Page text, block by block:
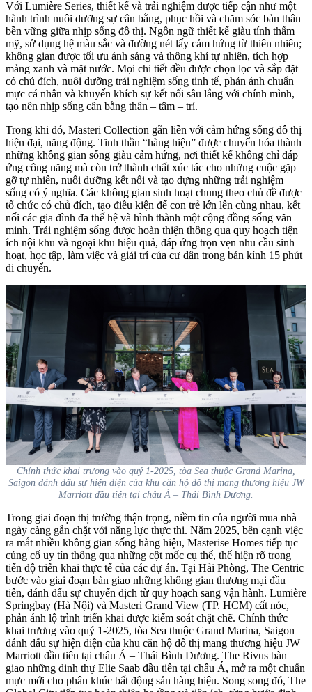
Với Lumière Series, thiết kế và trải nghiệm được tiếp cận như một
hành trình nuôi dưỡng sự cân bằng, phục hồi và chăm sóc bản thân
bền vững giữa nhịp sống đô thị. Ngôn ngữ thiết kế giàu tính thẩm
mỹ, sử dụng hệ màu sắc và đường nét lấy cảm hứng từ thiên nhiên;
không gian được tối ưu ánh sáng và thông khí tự nhiên, tích hợp
mảng xanh và mặt nước. Mọi chi tiết đều được chọn lọc và sắp đặt
có chủ đích, nuôi dưỡng trải nghiệm sống tinh tế, phản ánh chuẩn
mực cá nhân và khuyến khích sự kết nối sâu lắng với chính mình,
tạo nên nhịp sống cân bằng thân – tâm – trí.
Trong khi đó, Masteri Collection gắn liền với cảm hứng sống đô thị
hiện đại, năng động. Tinh thần “hàng hiệu” được chuyển hóa thành
những không gian sống giàu cảm hứng, nơi thiết kế không chỉ đáp
ứng công năng mà còn trở thành chất xúc tác cho những cuộc gặp
gỡ tự nhiên, nuôi dưỡng kết nối và tạo dựng những trải nghiệm
sống có ý nghĩa. Các không gian sinh hoạt chung theo chủ đề được
tổ chức có chủ đích, tạo điều kiện để con trẻ lớn lên cùng nhau, kết
nối các gia đình đa thế hệ và hình thành một cộng đồng sống văn
minh. Trải nghiệm sống được hoàn thiện thông qua quy hoạch tiện
ích nội khu và ngoại khu hiệu quả, đáp ứng trọn vẹn nhu cầu sinh
hoạt, học tập, làm việc và giải trí của cư dân trong bán kính 15 phút
di chuyển.
Chính thức khai trương vào quý 1-2025, tòa Sea thuộc Grand Marina,
Saigon đánh dấu sự hiện diện của khu căn hộ đô thị mang thương hiệu JW
Marriott đầu tiên tại châu Á – Thái Bình Dương.
Trong giai đoạn thị trường thận trọng, niềm tin của người mua nhà
ngày càng gắn chặt với năng lực thực thi. Năm 2025, bên cạnh việc
ra mắt nhiều không gian sống hàng hiệu, Masterise Homes tiếp tục
củng cố uy tín thông qua những cột mốc cụ thể, thể hiện rõ trong
tiến độ triển khai thực tế của các dự án. Tại Hải Phòng, The Centric
bước vào giai đoạn bàn giao những không gian thương mại đầu
tiên, đánh dấu sự chuyển dịch từ quy hoạch sang vận hành. Lumière
Springbay (Hà Nội) và Masteri Grand View (TP. HCM) cất nóc,
phản ánh lộ trình triển khai được kiểm soát chặt chẽ. Chính thức
khai trương vào quý 1-2025, tòa Sea thuộc Grand Marina, Saigon
đánh dấu sự hiện diện của khu căn hộ đô thị mang thương hiệu JW
Marriott đầu tiên tại châu Á – Thái Bình Dương. The Rivus bàn
giao những dinh thự Elie Saab đầu tiên tại châu Á, mở ra một chuẩn
mực mới cho phân khúc bất động sản hàng hiệu. Song song đó, The